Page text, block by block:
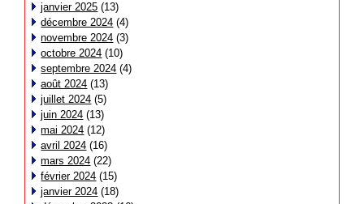
janvier 2025 (13)
décembre 2024 (4)
novembre 2024 (3)
octobre 2024 (10)
septembre 2024 (4)
août 2024 (13)
juillet 2024 (5)
juin 2024 (13)
mai 2024 (12)
avril 2024 (16)
mars 2024 (22)
février 2024 (15)
janvier 2024 (18)